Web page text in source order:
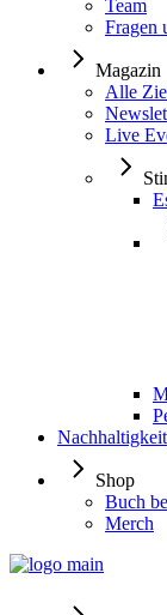
Team
Fragen
Magazin
Alle
Live
Nachhaltigkeit
Shop
Buch
Merch